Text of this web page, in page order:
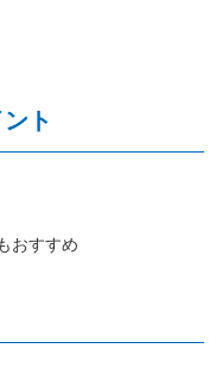
ト
おすすめ